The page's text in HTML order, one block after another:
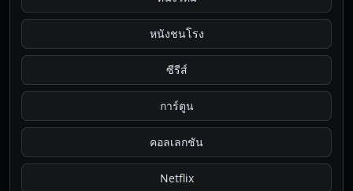
หนังชนโรง
ซีรีส์
การ์ตูน
คอลเลกชัน
Netflix